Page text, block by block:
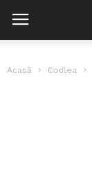
Acasă Codlea